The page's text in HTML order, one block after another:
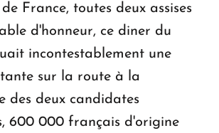
France, toutes deux assises
d'honneur, ce diner du
incontestablement une
sur la route à la
des deux candidates
600 000 français d'origine